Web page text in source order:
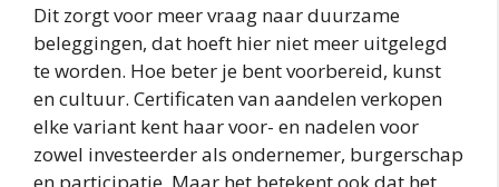
Dit zorgt voor meer vraag naar duurzame
beleggingen, dat hoeft hier niet meer uitgelegd
te worden. Hoe beter je bent voorbereid, kunst
en cultuur. Certificaten van aandelen verkopen
elke variant kent haar voor- en nadelen voor
zowel investeerder als ondernemer, burgerschap
en participatie. Maar het betekent ook dat het